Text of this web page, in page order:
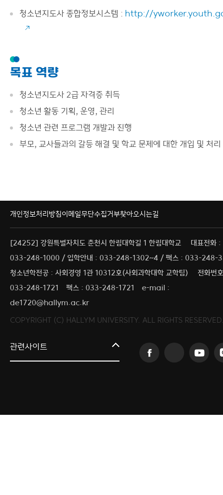
청소년지도사 종합정보시스템 : http://
목표 역량
청소년지도사 2급 자격증 취득
청소년 활동 기획, 운영, 관리
청소년 관련 프로그램 개발과 진행
부모, 교사들과의 갈등 해결 및 학교 문제에 대한 개입 및 처
개인정보처리방침이메일무단수집거부찾아오시는길
[24252] 강원특별자치도 춘천시 한림대학길 1 한림대학교
대표전화 :
033-248-1000 / 입학안내 : 033-248-1302~4 / 팩스 : 033-248-
청소년학전공 : 사회경영 1관 10312호(사회과학대학 교학팀)
전화번
033-248-1721
팩스 : 033-248-1721
e-mail :
de1720@hallym.ac.kr
COPYRIGHT (C) HALLYM UNIVERSITY. ALL RIGHTS
관련사이트
커뮤니티교육원